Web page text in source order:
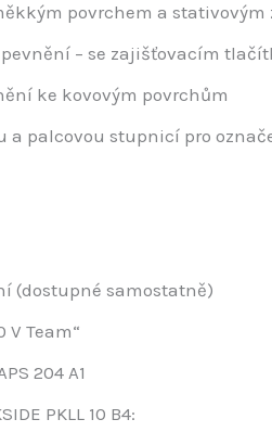
povrchem a stativovým
– se zajišťovacím
ke kovovým povrchům
a palcovou stupnicí pro
(dostupné samostatně)
Team“
204 A1
PKLL 10 B4: